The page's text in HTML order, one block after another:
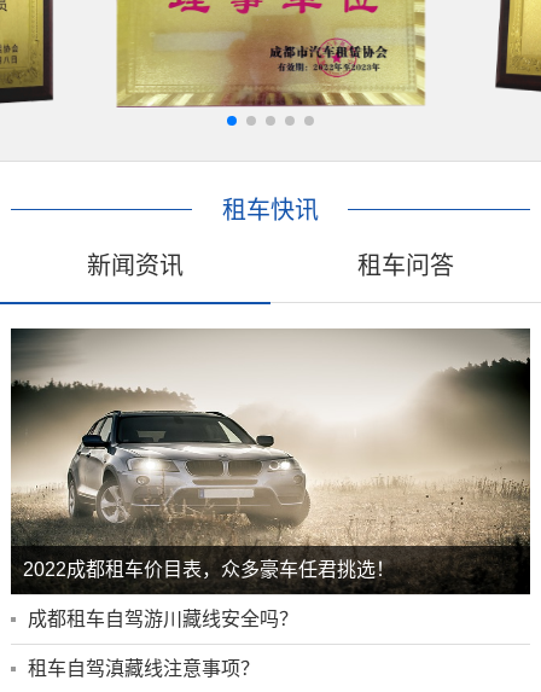
租车快讯
新闻资讯 租车问答
2022成都租车价目表，众多豪车任君挑选！
成都租车自驾游川藏线安全吗？
租车自驾滇藏线注意事项？